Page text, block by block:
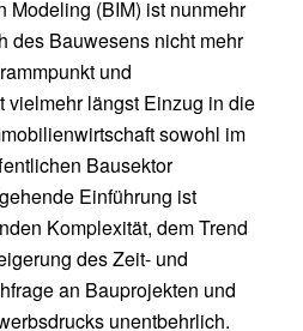
Modeling (BIM) ist nunmehr
des Bauwesens nicht mehr
und
vielmehr längst Einzug in die
sowohl im
Bausektor
Einführung ist
Komplexität, dem Trend
des Zeit- und
an Bauprojekten und
unentbehrlich.